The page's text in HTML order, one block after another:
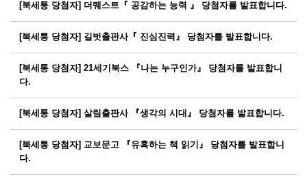
[북세통 당첨자] 더퀘스트『 공감하는 능력 』 당첨자를 발표합니다.
[북세통 당첨자] 길벗출판사『 진심진력』 당첨자를 발표합니다.
[북세통 당첨자] 21세기북스 『나는 누구인가』 당첨자를 발표합니
다.
[북세통 당첨자] 살림출판사 『생각의 시대』 당첨자를 발표합니다.
[북세통 당첨자] 교보문고 『유혹하는 책 읽기』 당첨자를 발표합니
다.